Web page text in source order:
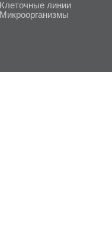
Клеточные линии
Микроорганизмы